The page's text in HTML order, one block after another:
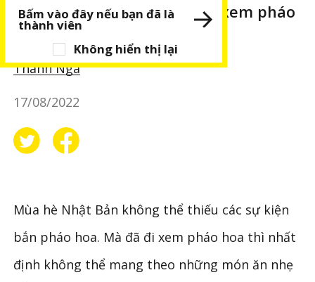
Gợi ý các món ăn nhẹ khi đi xem pháo
hoa
Thanh Nga
17/08/2022
Mùa hè Nhật Bản không thể thiếu các sự kiện
bắn pháo hoa. Mà đã đi xem pháo hoa thì nhất
định không thể mang theo những món ăn nhẹ
Không hiển thị lại
Bấm vào đây nếu bạn đã là
thành viên